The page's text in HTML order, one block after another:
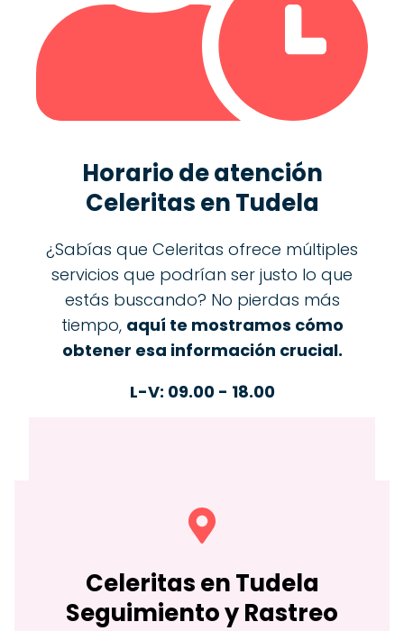
Horario de atención
Celeritas en Tudela
¿Sabías que Celeritas ofrece múltiples
servicios que podrían ser justo lo que
estás buscando? No pierdas más
tiempo, aquí te mostramos cómo
obtener esa información crucial.
L-V: 09.00 - 18.00
Celeritas enTudela
Seguimiento y Rastreo